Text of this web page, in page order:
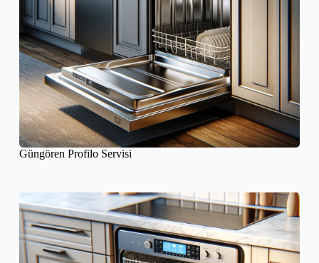
Güngören Profilo Servisi